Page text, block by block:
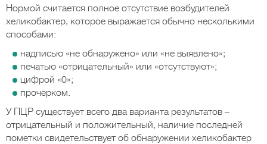
Нормой считается полное отсутствие возбудителей
хеликобактер, которое выражается обычно несколькими
способами:
надписью «не обнаружено» или «не выявлено»;
печатью «отрицательный» или «отсутствуют»;
цифрой «0»;
прочерком.
У ПЦР существует всего два варианта результатов –
отрицательный и положительный, наличие последней
пометки свидетельствует об обнаружении хеликобактер